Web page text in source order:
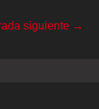
siguiente →